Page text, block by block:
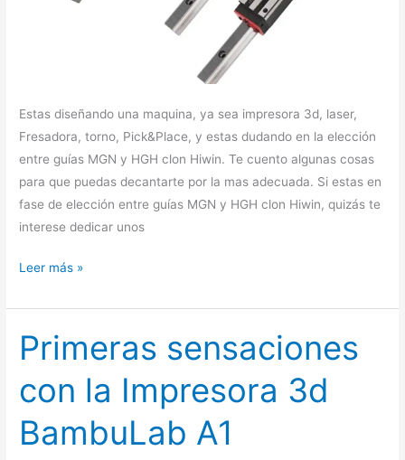
Estas diseñando una maquina, ya sea impresora 3d, laser,
Fresadora, torno, Pick&Place, y estas dudando en la elección
entre guías MGN y HGH clon Hiwin. Te cuento algunas cosas
para que puedas decantarte por la mas adecuada. Si estas en
fase de elección entre guías MGN y HGH clon Hiwin, quizás te
interese dedicar unos
Leer más »
Primeras sensaciones
con la Impresora 3d
BambuLab A1
Primeras
sensaciones
con
la
Impresora